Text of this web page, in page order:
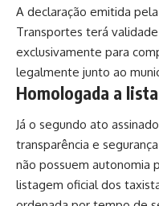
A declaração emitida
Transportes terá
exclusivamente para
legalmente junto ao
Homologada a
Já o segundo ato
transparência e
não possuem autonomia
listagem oficial dos